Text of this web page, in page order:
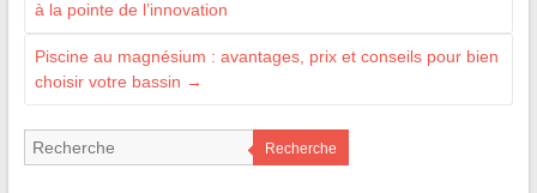
à la pointe de l’innovation
Piscine au magnésium : avantages, prix et conseils pour bien
choisir votre bassin →
Recherche